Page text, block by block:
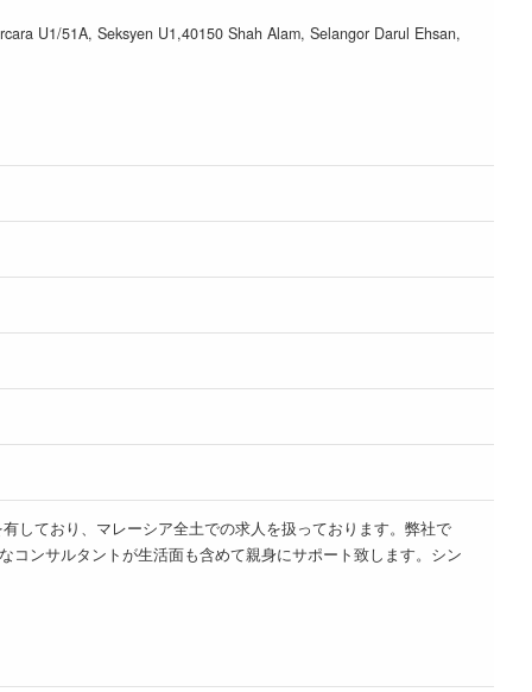
U1/51A, Seksyen U1,40150 Shah Alam, Selangor Darul Ehsan,
しており、マレーシア全土での求人を扱っております。弊社で
ンサルタントが生活面も含めて親身にサポート致します。シン